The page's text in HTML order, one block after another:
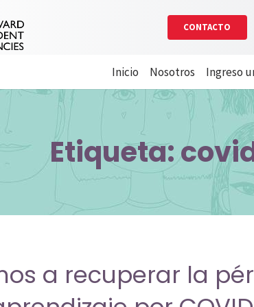
CONTACTO
Inicio Nosotros Ingreso
Etiqueta:
a recuperar la